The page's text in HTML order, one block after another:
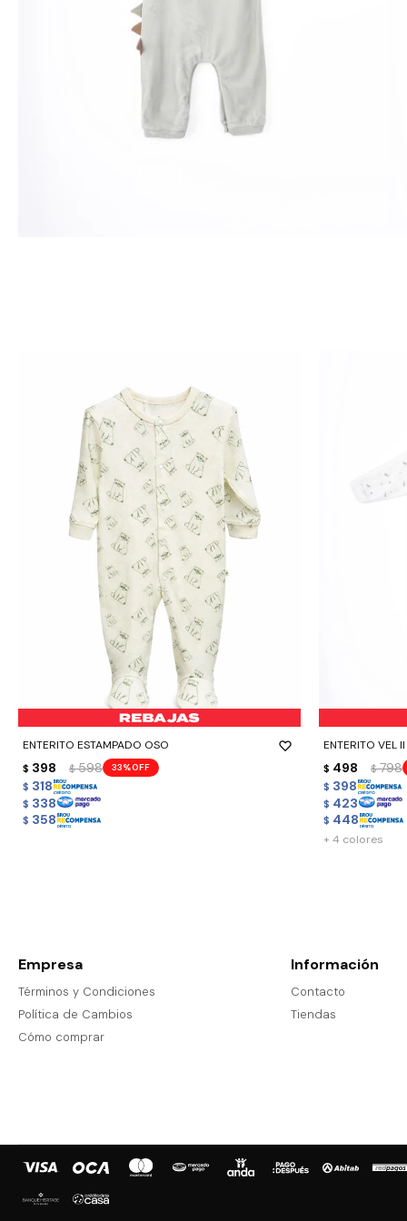
ENTERITO ESTAMPADO OSO
$ 398 $ 598 33
$ 318
$ 338
$ 358
- +
ENTERITO VEL II
$ 498 $ 798
$ 398
$ 423
$ 448
- +
+ 4 colores
Empresa
Términos y Condiciones
Política de Cambios
Cómo comprar
Información
Contacto
Tiendas